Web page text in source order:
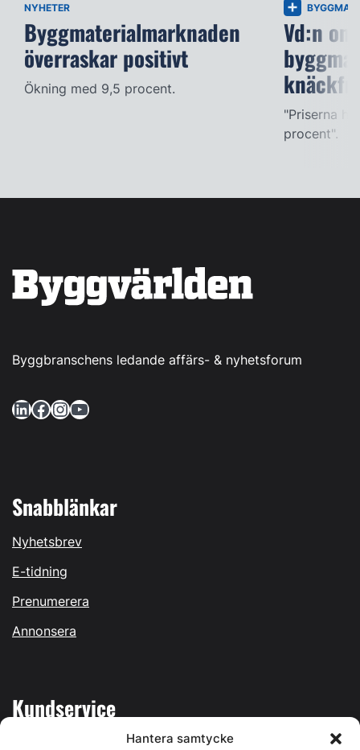
Hantera samtycke
NYHETER
Byggmaterialmarknaden
överraskar positivt
Ökning med 9,5 procent.
Vd:n om
"Priserna
procent".
Byggbranschens ledande affärs- & nyhetsforum
LinkedIn Facebook InstagramYouTube
Snabblänkar
Nyhetsbrev
E-tidning
Prenumerera
Annonsera
Kundservice